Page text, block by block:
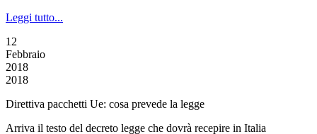
Leggi tutto...
12
Febbraio
2018
2018
Direttiva pacchetti Ue: cosa prevede la legge
Arriva il testo del decreto legge che dovrà recepire in Italia